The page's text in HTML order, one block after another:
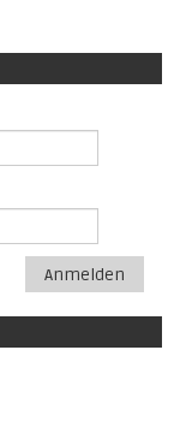
Anmelden